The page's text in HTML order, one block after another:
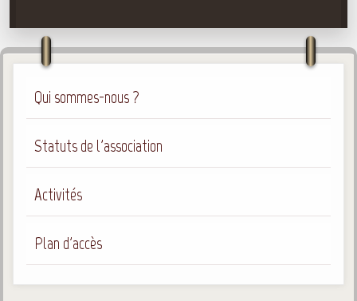
Allan Kardec
1804-1869
Léon Denis
Gabriel Delanne
Chico Xavier
1910-2002
1927-2025
Qui sommes-nous ?
Statuts de l'association
Activités
Plan d'accès